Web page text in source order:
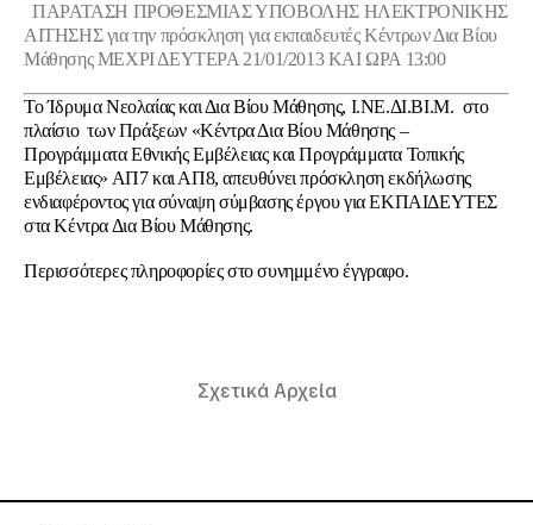
ΠΑΡΑΤΑΣΗ ΠΡΟΘΕΣΜΙΑΣ ΥΠΟΒΟΛΗΣ ΗΛΕΚΤΡΟΝΙΚΗΣ
ΑΙΤΗΣΗΣ για την πρόσκληση για εκπαιδευτές Κέντρων Δια Βίου
Μάθησης ΜΕΧΡΙ ΔΕΥΤΕΡΑ 21/01/2013 ΚΑΙ ΩΡΑ 13:00
Το Ίδρυμα Νεολαίας και Δια Βίου Μάθησης, Ι.ΝΕ.ΔΙ.ΒΙ.Μ. στο
πλαίσιο των Πράξεων «Κέντρα Δια Βίου Μάθησης –
Προγράμματα Εθνικής Εμβέλειας και Προγράμματα Τοπικής
Εμβέλειας» ΑΠ7 και ΑΠ8, απευθύνει πρόσκληση εκδήλωσης
ενδιαφέροντος για σύναψη σύμβασης έργου για ΕΚΠΑΙΔΕΥΤΕΣ
στα Κέντρα Δια Βίου Μάθησης.
Περισσότερες πληροφορίες στο συνημμένο έγγραφο.
Σχετικά Αρχεία